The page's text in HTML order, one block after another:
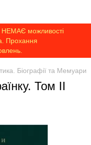
НЕМАЄ можливості
Прохання
Біографії та Мемуари
Том ІІ